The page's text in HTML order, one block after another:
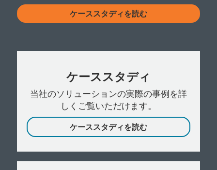
ケーススタディを読む
ケーススタディ
当社のソリューションの実際の事例を詳
しくご覧いただけます。
ケーススタディを読む